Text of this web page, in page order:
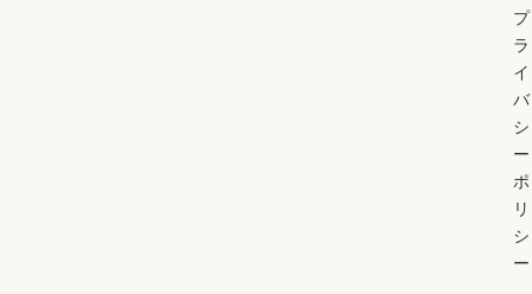
プ
ラ
イ
バ
シ
ー
ポ
リ
シ
ー